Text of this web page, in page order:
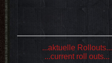
...aktuelle Rollouts...
...current roll outs...